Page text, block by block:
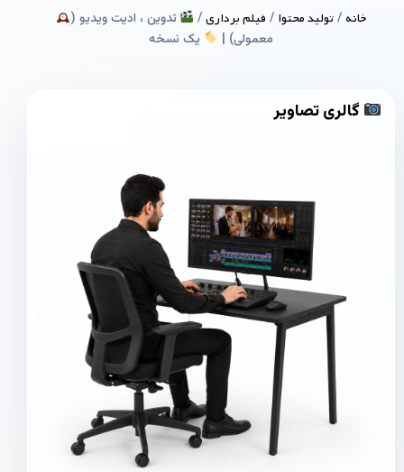
خانه/تولید محتوا / فیلم برداری/
تدوین ، ادیت ویدیو (
معمولی) |
یک نسخه
گالری تصاویر